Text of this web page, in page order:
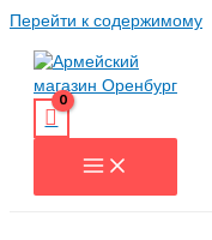
Перейти к содержимому